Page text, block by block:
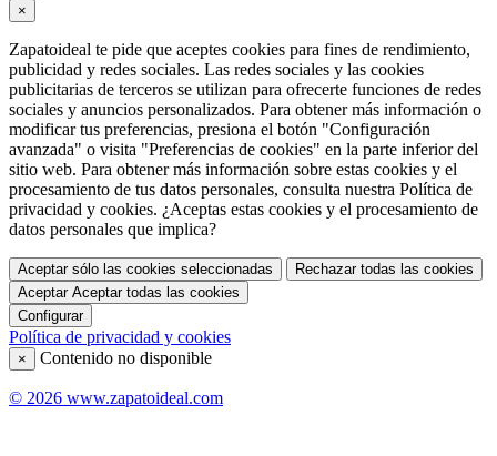
×
Zapatoideal te pide que aceptes cookies para fines de rendimiento,
publicidad y redes sociales. Las redes sociales y las cookies
publicitarias de terceros se utilizan para ofrecerte funciones de redes
sociales y anuncios personalizados. Para obtener más información o
modificar tus preferencias, presiona el botón "Configuración
avanzada" o visita "Preferencias de cookies" en la parte inferior del
sitio web. Para obtener más información sobre estas cookies y el
procesamiento de tus datos personales, consulta nuestra Política de
privacidad y cookies. ¿Aceptas estas cookies y el procesamiento de
datos personales que implica?
Aceptar sólo las cookies seleccionadas
Rechazar todas las cookies
Aceptar Aceptar todas las cookies
Configurar
Política de privacidad y cookies
× Contenido no disponible
© 2026 www.zapatoideal.com